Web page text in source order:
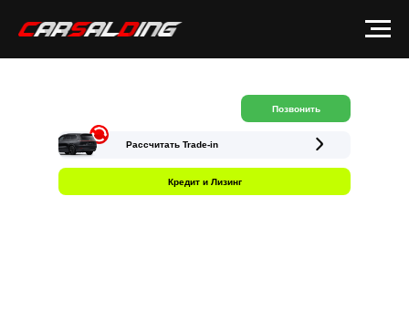
Рассчитать Trade-in
Кредит и Лизинг
Позвонить